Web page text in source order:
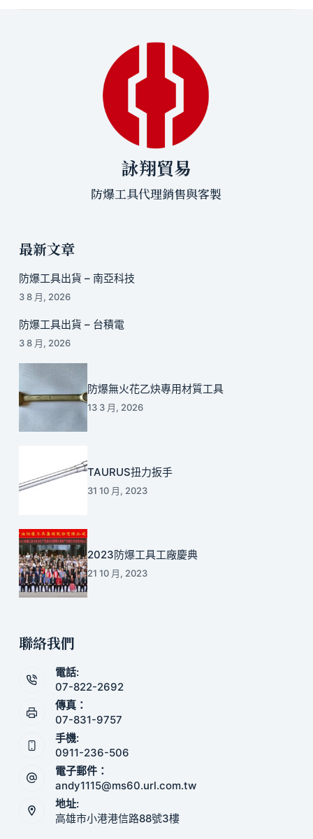
詠翔貿易
防爆工具代理銷售與客製
最新文章
防爆工具出貨 – 南亞科技
3 8 月, 2026
防爆工具出貨 – 台積電
3 8 月, 2026
防爆無火花乙炔專用材質工具
13 3 月, 2026
TAURUS扭力扳手
31 10 月, 2023
2023防爆工具工廠慶典
21 10 月, 2023
聯絡我們
電話:
07-822-2692
傳真：
07-831-9757
手機:
0911-236-506
電子郵件：
andy1115@ms60.url.com.tw
地址:
高雄市小港港信路88號3樓